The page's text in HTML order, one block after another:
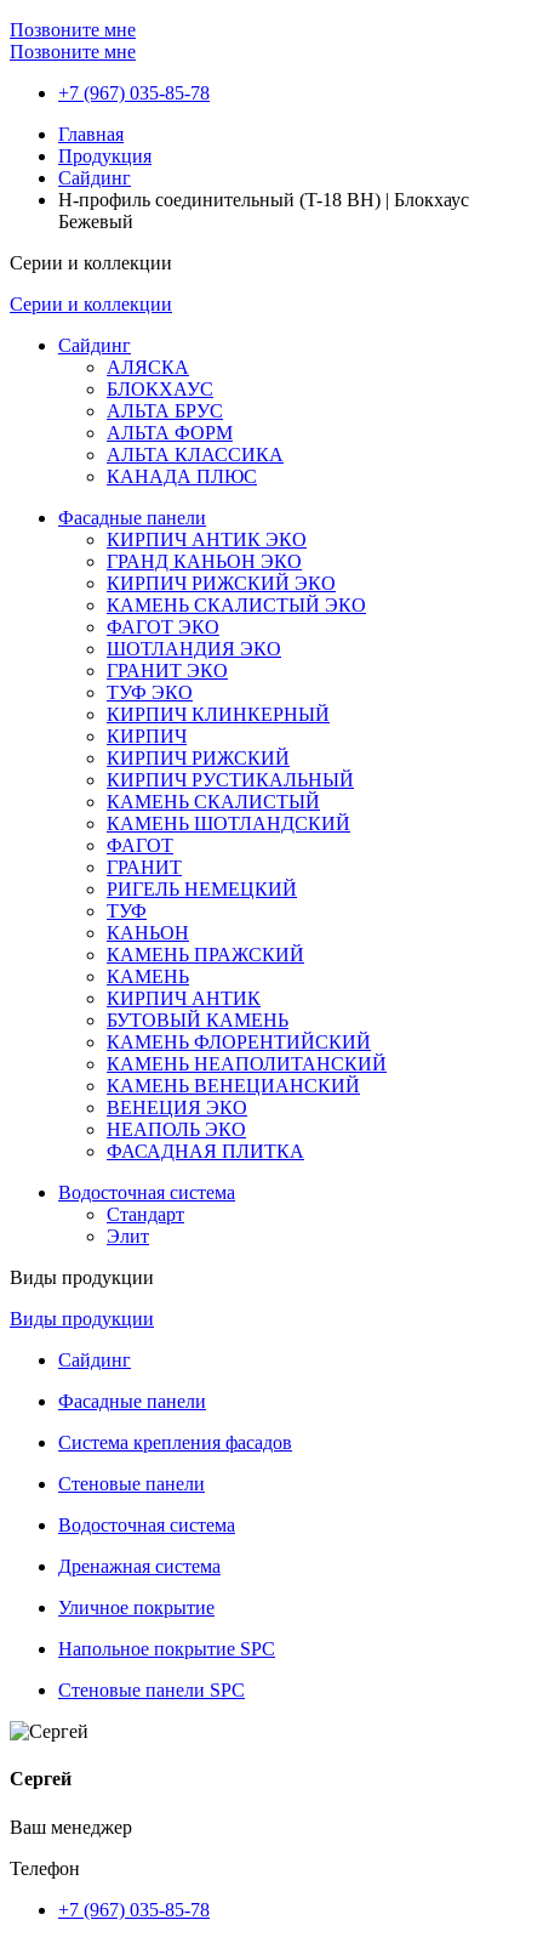
Позвоните мне
Позвоните мне
+7 (967) 035-85-78
Главная
Продукция
Сайдинг
H-профиль соединительный (T-18 BH) | Блокхаус
Бежевый
Серии и коллекции
Серии и коллекции
Сайдинг
АЛЯСКА
БЛОКХАУС
АЛЬТА БРУС
АЛЬТА ФОРМ
АЛЬТА КЛАССИКА
КАНАДА ПЛЮС
Фасадные панели
КИРПИЧ АНТИК ЭКО
ГРАНД КАНЬОН ЭКО
КИРПИЧ РИЖСКИЙ ЭКО
КАМЕНЬ СКАЛИСТЫЙ ЭКО
ФАГОТ ЭКО
ШОТЛАНДИЯ ЭКО
ГРАНИТ ЭКО
ТУФ ЭКО
КИРПИЧ КЛИНКЕРНЫЙ
КИРПИЧ
КИРПИЧ РИЖСКИЙ
КИРПИЧ РУСТИКАЛЬНЫЙ
КАМЕНЬ СКАЛИСТЫЙ
КАМЕНЬ ШОТЛАНДСКИЙ
ФАГОТ
ГРАНИТ
РИГЕЛЬ НЕМЕЦКИЙ
ТУФ
КАНЬОН
КАМЕНЬ ПРАЖСКИЙ
КАМЕНЬ
КИРПИЧ АНТИК
БУТОВЫЙ КАМЕНЬ
КАМЕНЬ ФЛОРЕНТИЙСКИЙ
КАМЕНЬ НЕАПОЛИТАНСКИЙ
КАМЕНЬ ВЕНЕЦИАНСКИЙ
ВЕНЕЦИЯ ЭКО
НЕАПОЛЬ ЭКО
ФАСАДНАЯ ПЛИТКА
Водосточная система
Стандарт
Элит
Виды продукции
Виды продукции
Сайдинг
Фасадные панели
Система крепления фасадов
Стеновые панели
Водосточная система
Дренажная система
Уличное покрытие
Напольное покрытие SPC
Стеновые панели SPC
Сергей
Ваш менеджер
Телефон
+7 (967) 035-85-78